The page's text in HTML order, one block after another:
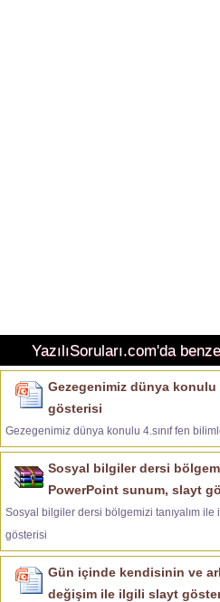
YazılıSoruları.com'da
Gezegenimiz dünya konulu
gösterisi
Gezegenimiz dünya konulu 4.sınıf fen
Sosyal bilgiler dersi
PowerPoint sunum, slayt
Sosyal bilgiler dersi bölgemizi tanıyalım
gösterisi
Gün içinde kendisinin ve
değişim ile ilgili slayt